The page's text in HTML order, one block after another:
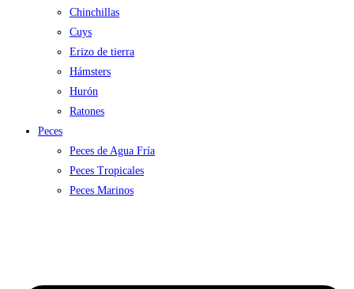
Chinchillas
Cuys
Erizo de tierra
Hámsters
Hurón
Ratones
Peces
Peces de Agua Fría
Peces Tropicales
Peces Marinos